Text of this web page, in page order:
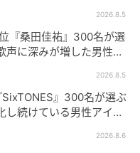
ートの回答結果をも
が、社内確認の後公
スによる任意回答
月19日
2026.8.5
『桑田佳祐』300名が選
声に深みが増した男性ア
2026.8.5
』300名が選ぶ
し続けている男性アイド
2026.8.6